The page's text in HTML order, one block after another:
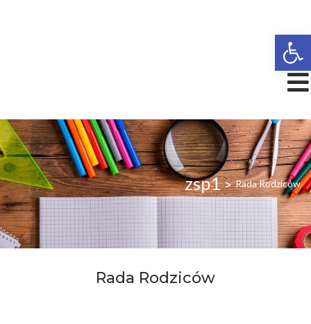
zsp1 > Rada Rodziców
Rada Rodziców